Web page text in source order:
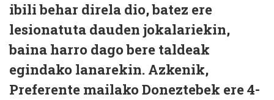
ibili behar direla dio, batez ere
lesionatuta dauden jokalariekin,
baina harro dago bere taldeak
egindako lanarekin. Azkenik,
Preferente mailako Doneztebek ere 4-